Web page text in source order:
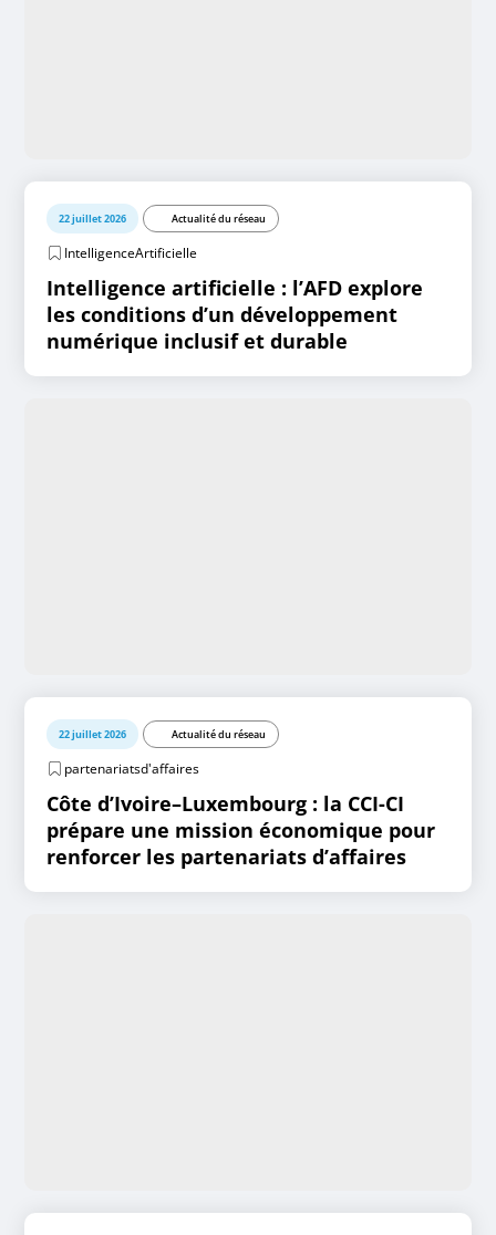
22 juillet 2026 Actualité du réseau
IntelligenceArtificielle
Intelligence artificielle : l’AFD explore
les conditions d’un développement
numérique inclusif et durable
22 juillet 2026 Actualité du réseau
partenariatsd'affaires
Côte d’Ivoire–Luxembourg : la CCI-CI
prépare une mission économique pour
renforcer les partenariats d’affaires